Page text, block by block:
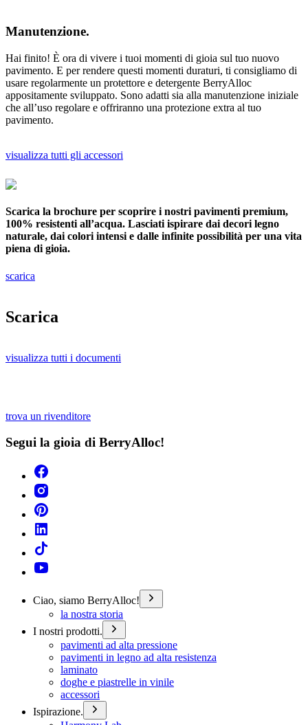
Manutenzione.
Hai finito! È ora di vivere i tuoi momenti di gioia sul tuo nuovo
pavimento. E per rendere questi momenti duraturi, ti consigliamo di
usare regolarmente un protettore e detergente BerryAlloc
appositamente sviluppato. Sono adatti sia alla manutenzione iniziale
che all’uso regolare e offriranno una protezione extra al tuo
pavimento.
visualizza tutti gli accessori
Scarica la brochure per scoprire i nostri pavimenti premium,
100% resistenti all’acqua. Lasciati ispirare dai decori legno
naturale, dai colori intensi e dalle infinite possibilità per una vita
piena di gioia.
scarica
Scarica
visualizza tutti i documenti
trova un rivenditore
Segui la gioia di BerryAlloc!
Ciao, siamo BerryAlloc!
la nostra storia
I nostri prodotti.
pavimenti ad alta pressione
pavimenti in legno ad alta resistenza
laminato
doghe e piastrelle in vinile
accessori
Ispirazione.